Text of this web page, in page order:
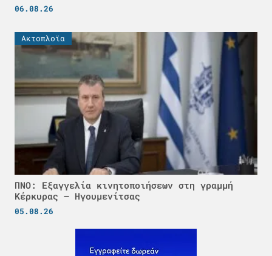
06.08.26
Ακτοπλοϊα
ΠΝΟ: Εξαγγελία κινητοποιήσεων στη γραμμή
Κέρκυρας – Ηγουμενίτσας
05.08.26